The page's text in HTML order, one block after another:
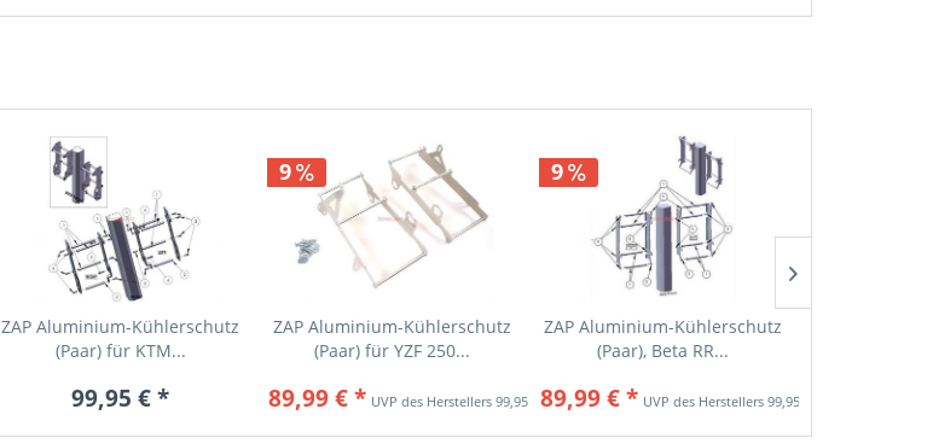
ZAP Aluminium-Kühlerschutz
(Paar) für KTM...
99,95 € *
9
ZAP Aluminium-Kühlerschutz
(Paar) für YZF 250...
89,99 € * 99,95 € *
9
ZAP Aluminium-Kühlerschutz
(Paar), Beta RR...
89,99 € * 99,95 € *